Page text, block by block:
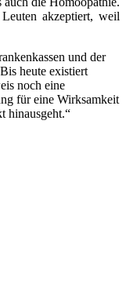
akzeptiert, weil
und der
heute existiert
noch eine
für eine Wirksamkeit
hinausgeht.“